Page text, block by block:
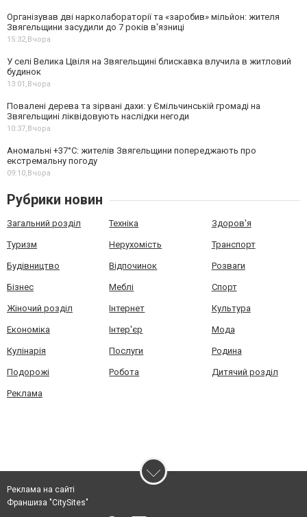
Організував дві нарколабораторії та «заробив» мільйон: жителя
Звягельщини засудили до 7 років в'язниці
15:32, Вчора
У селі Велика Цвіля на Звягельщині блискавка влучила в житловий
будинок
13:01, Вчора
Повалені дерева та зірвані дахи: у Ємільчинській громаді на
Звягельщині ліквідовують наслідки негоди
10:37, Вчора
Аномальні +37°C: жителів Звягельщини попереджають про
екстремальну погоду
09:10, Вчора
Рубрики новин
Загальний розділ Техніка Здоров'я
Туризм Нерухомість Транспорт
Будівництво Відпочинок Розваги
Бізнес Меблі Спорт
Жіночий розділ Інтернет Культура
Економіка Інтер'єр Мода
Кулінарія Послуги Родина
Подорожі Робота Дитячий розділ
Реклама
Реклама на сайті
Франшиза "CitySites"